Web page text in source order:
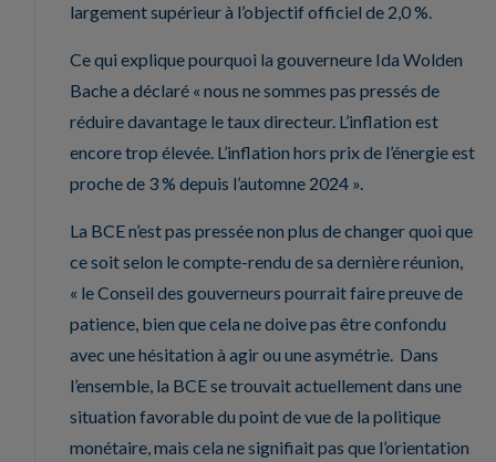
largement supérieur à l’objectif officiel de 2,0 %.
Ce qui explique pourquoi la gouverneure Ida Wolden
Bache a déclaré « nous ne sommes pas pressés de
réduire davantage le taux directeur. L’inflation est
encore trop élevée. L’inflation hors prix de l’énergie est
proche de 3 % depuis l’automne 2024 ».
La BCE n’est pas pressée non plus de changer quoi que
ce soit selon le compte-rendu de sa dernière réunion,
« le Conseil des gouverneurs pourrait faire preuve de
patience, bien que cela ne doive pas être confondu
avec une hésitation à agir ou une asymétrie. Dans
l’ensemble, la BCE se trouvait actuellement dans une
situation favorable du point de vue de la politique
monétaire, mais cela ne signifiait pas que l’orientation